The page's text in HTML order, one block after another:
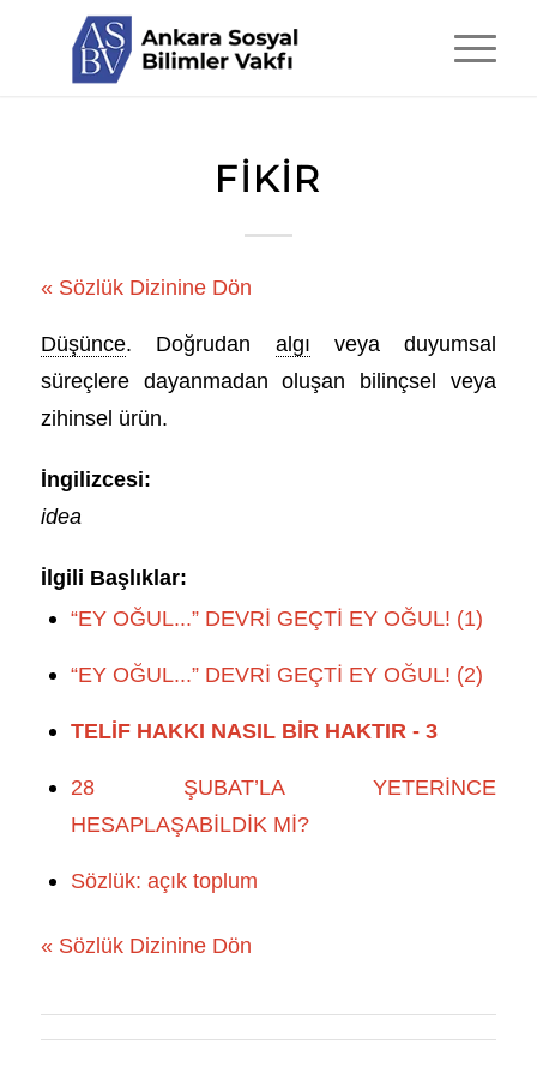
FIKIR
« Sözlük Dizinine Dön
Düşünce. Doğrudan algı veya duyumsal
süreçlere dayanmadan oluşan bilinçsel veya
zihinsel ürün.
İngilizcesi:
idea
İlgili Başlıklar:
“EY OĞUL...” DEVRİ GEÇTİ EY OĞUL! (1)
“EY OĞUL...” DEVRİ GEÇTİ EY OĞUL! (2)
TELİF HAKKI NASIL BİR HAKTIR - 3
28 ŞUBAT’LA YETERİNCE
HESAPLAŞABİLDİK Mİ?
Sözlük: açık toplum
« Sözlük Dizinine Dön